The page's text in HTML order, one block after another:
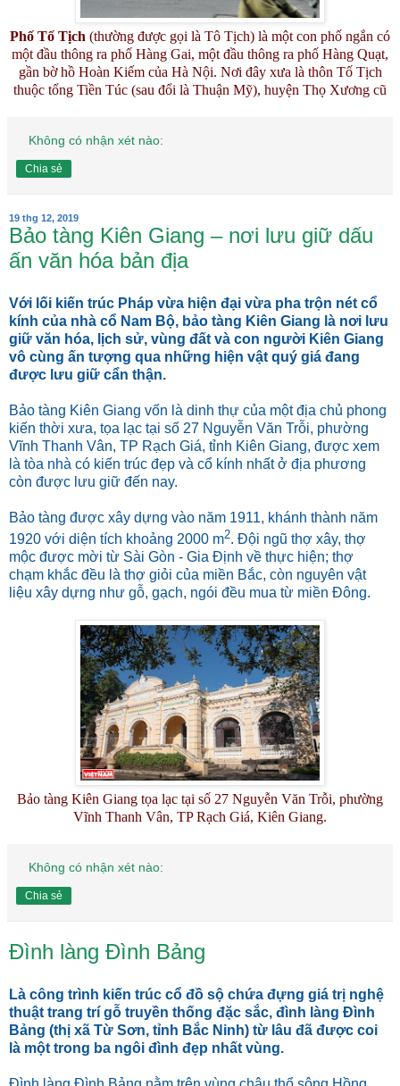
Phố Tố Tịch (thường được gọi là Tô Tịch) là một con phố ngắn có
một đầu thông ra phố Hàng Gai, một đầu thông ra phố Hàng Quạt,
gần bờ hồ Hoàn Kiếm của Hà Nội. Nơi đây xưa là thôn Tố Tịch
thuộc tổng Tiền Túc (sau đổi là Thuận Mỹ), huyện Thọ Xương cũ
Không có nhận xét nào:
Chia sẻ
19 thg 12, 2019
Bảo tàng Kiên Giang – nơi lưu giữ dấu
ấn văn hóa bản địa
Với lối kiến trúc Pháp vừa hiện đại vừa pha trộn nét cổ
kính của nhà cổ Nam Bộ, bảo tàng Kiên Giang là nơi lưu
giữ văn hóa, lịch sử, vùng đất và con người Kiên Giang
vô cùng ấn tượng qua những hiện vật quý giá đang
được lưu giữ cẩn thận.
Bảo tàng Kiên Giang vốn là dinh thự của một địa chủ phong
kiến thời xưa, tọa lạc tại số 27 Nguyễn Văn Trỗi, phường
Vĩnh Thanh Vân, TP Rạch Giá, tỉnh Kiên Giang, được xem
là tòa nhà có kiến trúc đẹp và cổ kính nhất ở địa phương
còn được lưu giữ đến nay.
Bảo tàng được xây dựng vào năm 1911, khánh thành năm
1920 với diện tích khoảng 2000 m2. Đội ngũ thợ xây, thợ
mộc được mời từ Sài Gòn - Gia Định về thực hiện; thợ
chạm khắc đều là thợ giỏi của miền Bắc, còn nguyên vật
liệu xây dựng như gỗ, gạch, ngói đều mua từ miền Đông.
Bảo tàng Kiên Giang tọa lạc tại số 27 Nguyễn Văn Trỗi, phường
Vĩnh Thanh Vân, TP Rạch Giá, Kiên Giang.
Không có nhận xét nào:
Chia sẻ
Đình làng Đình Bảng
Là công trình kiến trúc cổ đồ sộ chứa đựng giá trị nghệ
thuật trang trí gỗ truyền thống đặc sắc, đình làng Đình
Bảng (thị xã Từ Sơn, tỉnh Bắc Ninh) từ lâu đã được coi
là một trong ba ngôi đình đẹp nhất vùng.